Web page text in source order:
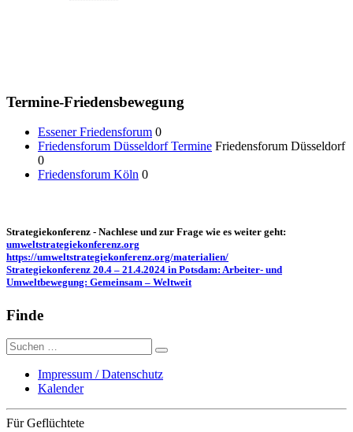
Termine-Friedensbewegung
Essener Friedensforum 0
Friedensforum Düsseldorf Termine Friedensforum Düsseldorf
0
Friedensforum Köln 0
Strategiekonferenz - Nachlese und zur Frage wie es weiter geht:
umweltstrategiekonferenz.org
https://umweltstrategiekonferenz.org/materialien/
Strategiekonferenz 20.4 – 21.4.2024 in Potsdam: Arbeiter- und
Umweltbewegung: Gemeinsam – Weltweit
Finde
Suche
nach:
Impressum / Datenschutz
Kalender
Für Geflüchtete